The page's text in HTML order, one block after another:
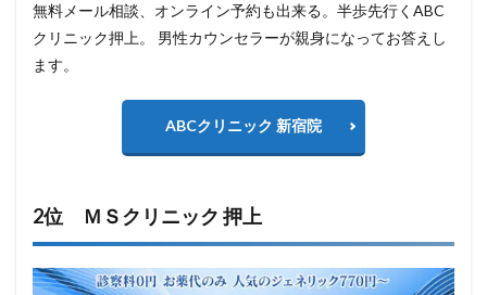
無料メール相談、オンライン予約も出来る。半歩先行くABC
クリニック押上。 男性カウンセラーが親身になってお答えし
ます。
ABCクリニック 新宿院
2位 ＭＳクリニック 押上